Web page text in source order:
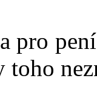
pro